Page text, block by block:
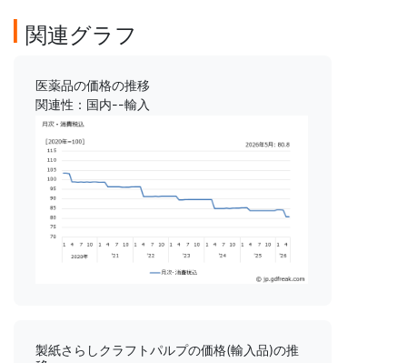
関連グラフ
医薬品の価格の推移
関連性：国内--輸入
製紙さらしクラフトパルプの価格(輸入品)の推